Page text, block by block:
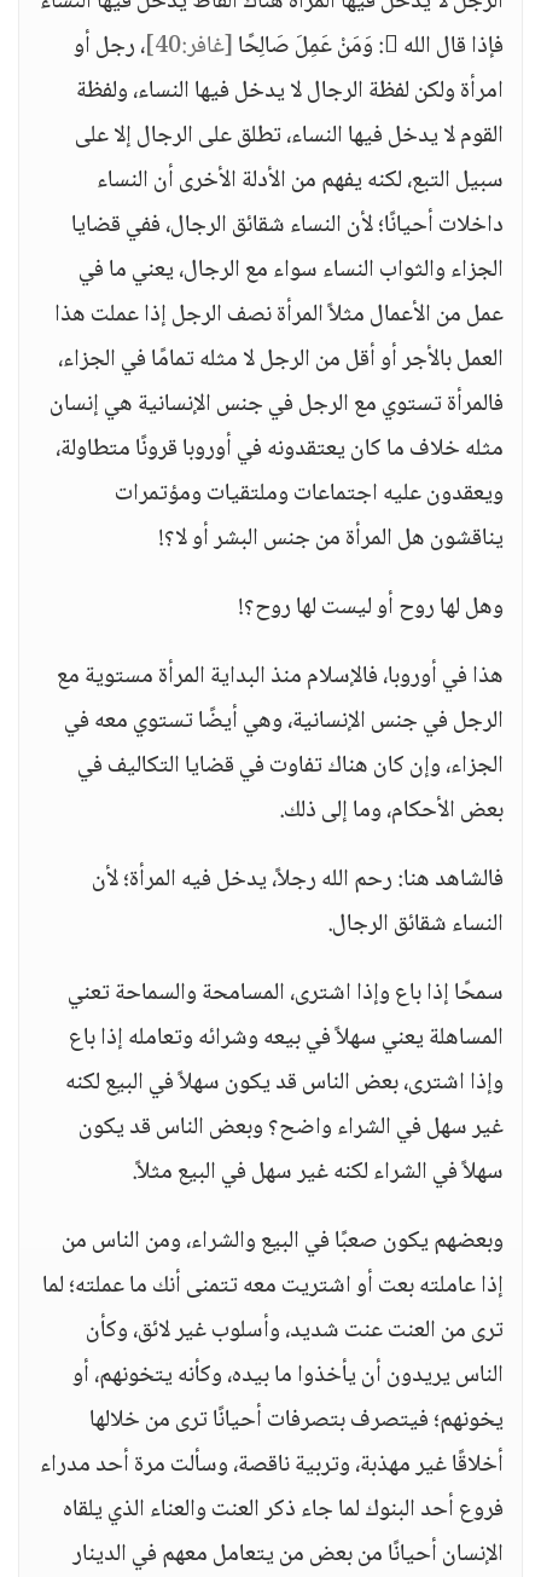
فإذا قال الله : وَمَنْ عَمِلَ صَالِحًا
[غافر:40]
، رجل أو
امرأة ولكن لفظة الرجال لا يدخل فيها النساء، ولفظة
القوم لا يدخل فيها النساء، تطلق على الرجال إلا على
سبيل التبع، لكنه يفهم من الأدلة الأخرى أن النساء
داخلات أحيانًا؛ لأن النساء شقائق الرجال، ففي قضايا
الجزاء والثواب النساء سواء مع الرجال، يعني ما في
عمل من الأعمال مثلاً المرأة نصف الرجل إذا عملت هذا
العمل بالأجر أو أقل من الرجل لا مثله تمامًا في الجزاء،
فالمرأة تستوي مع الرجل في جنس الإنسانية هي إنسان
مثله خلاف ما كان يعتقدونه في أوروبا قرونًا متطاولة،
ويعقدون عليه اجتماعات وملتقيات ومؤتمرات
يناقشون هل المرأة من جنس البشر أو لا؟!
وهل لها روح أو ليست لها روح؟!
هذا في أوروبا، فالإسلام منذ البداية المرأة مستوية مع
الرجل في جنس الإنسانية، وهي أيضًا تستوي معه في
الجزاء، وإن كان هناك تفاوت في قضايا التكاليف في
بعض الأحكام، وما إلى ذلك.
فالشاهد هنا: رحم الله رجلاً، يدخل فيه المرأة؛ لأن
النساء شقائق الرجال.
سمحًا إذا باع وإذا اشترى، المسامحة والسماحة تعني
المساهلة يعني سهلاً في بيعه وشرائه وتعامله إذا باع
وإذا اشترى، بعض الناس قد يكون سهلاً في البيع لكنه
غير سهل في الشراء واضح؟ وبعض الناس قد يكون
سهلاً في الشراء لكنه غير سهل في البيع مثلاً.
وبعضهم يكون صعبًا في البيع والشراء، ومن الناس من
إذا عاملته بعت أو اشتريت معه تتمنى أنك ما عملته؛ لما
ترى من العنت عنت شديد، وأسلوب غير لائق، وكأن
الناس يريدون أن يأخذوا ما بيده، وكأنه يتخونهم، أو
يخونهم؛ فيتصرف بتصرفات أحيانًا ترى من خلالها
أخلاقًا غير مهذبة، وتربية ناقصة، وسألت مرة أحد مدراء
فروع أحد البنوك لما جاء ذكر العنت والعناء الذي يلقاه
الإنسان أحيانًا من بعض من يتعامل معهم في الدينار